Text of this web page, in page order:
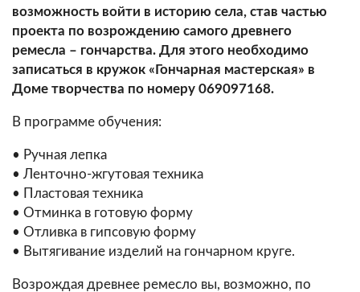
возможность войти в историю села, став частью
проекта по возрождению самого древнего
ремесла – гончарства. Для этого необходимо
записаться в кружок «Гончарная мастерская» в
Доме творчества по номеру 069097168.
В программе обучения:
• Ручная лепка
• Ленточно-жгутовая техника
• Пластовая техника
• Отминка в готовую форму
• Отливка в гипсовую форму
• Вытягивание изделий на гончарном круге.
Возрождая древнее ремесло вы, возможно, по